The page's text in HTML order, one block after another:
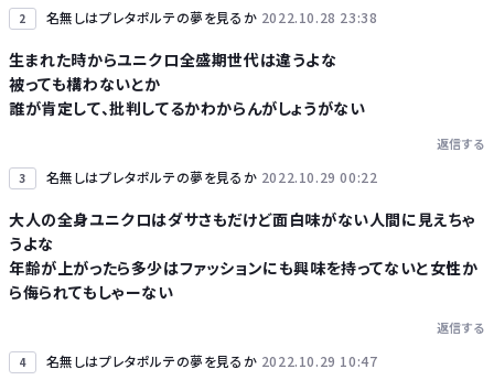
2 名無しはプレタポルテの夢を見るか 2022.10.28 23:38
生まれた時からユニクロ全盛期世代は違うよな
被っても構わないとか
誰が肯定して、批判してるかわからんがしょうがない
返信する
3 名無しはプレタポルテの夢を見るか 2022.10.29 00:22
大人の全身ユニクロはダサさもだけど面白味がない人間に見えちゃ
うよな
年齢が上がったら多少はファッションにも興味を持ってないと女性か
ら侮られてもしゃーない
返信する
4 名無しはプレタポルテの夢を見るか 2022.10.29 10:47